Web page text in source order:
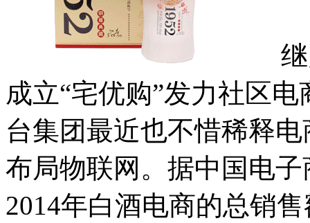
继月
成立“宅优购”发力社区
台集团最近也不惜稀释
布局物联网。据中国电
2014年白酒电商的总销